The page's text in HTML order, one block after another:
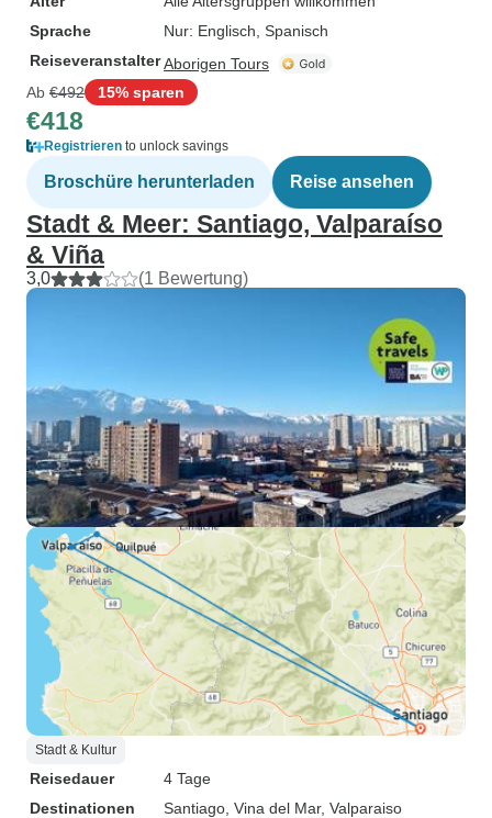
Sprache
Nur: Englisch, Spanisch
ReiseveranstalterAborigen Tours
Ab €492 15% sparen
€418
Registrieren to unlock savings
Broschüre herunterladen Reise ansehen
Stadt & Meer: Santiago, Valparaíso
& Viña
3,0 (1 Bewertung)
Stadt & Kultur
Reisedauer
4 Tage
Destinationen
Santiago , Vina del Mar, Valparaiso